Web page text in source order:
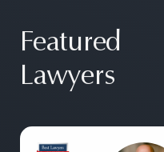
Featured
Lawyers